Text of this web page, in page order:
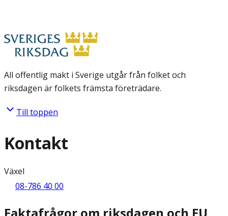
All offentlig makt i Sverige utgår från folket och
riksdagen är folkets främsta företrädare.
Till toppen
Kontakt
Växel
08-786 40 00
Faktafrågor om riksdagen och EU